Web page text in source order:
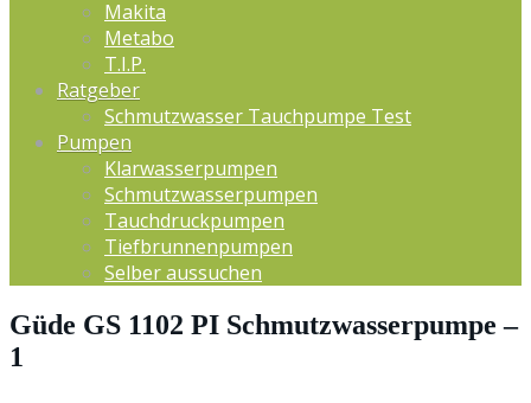
Makita
Metabo
T.I.P.
Ratgeber
Schmutzwasser Tauchpumpe Test
Pumpen
Klarwasserpumpen
Schmutzwasserpumpen
Tauchdruckpumpen
Tiefbrunnenpumpen
Selber aussuchen
Güde GS 1102 PI Schmutzwasserpumpe –
1